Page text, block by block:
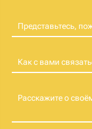
Представьтесь,
Как с вами
Расскажите о